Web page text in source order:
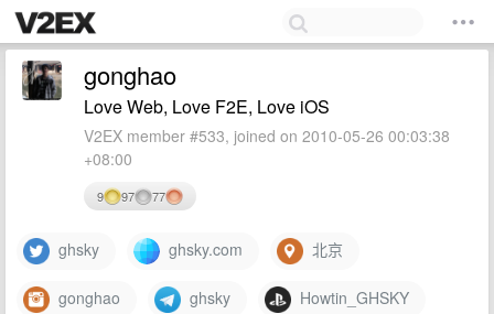
gonghao
Love Web, Love F2E, Love iOS
V2EX member #533, joined on 2010-05-26 00:03:38
+08:00
9 97 77
ghsky ghsky.com 北京
gonghao ghsky Howtin_GHSKY